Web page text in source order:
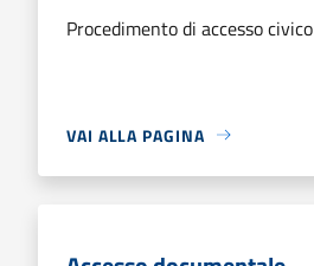
Procedimento di accesso
VAI ALLA PAGINA